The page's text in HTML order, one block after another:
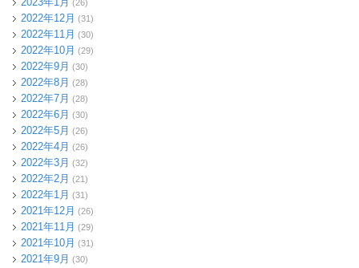
(26)
2022年12月 (31)
2022年11月 (30)
2022年10月 (29)
2022年9月 (30)
2022年8月 (28)
2022年7月 (28)
2022年6月 (30)
2022年5月 (26)
2022年4月 (26)
2022年3月 (32)
2022年2月 (21)
2022年1月 (31)
2021年12月 (26)
2021年11月 (29)
2021年10月 (31)
2021年9月 (30)